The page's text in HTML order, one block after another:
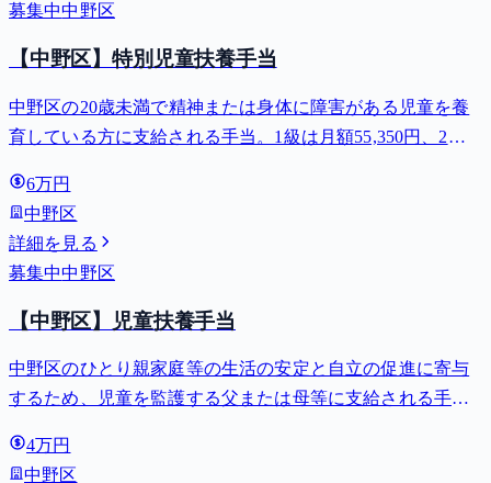
募集中中野区
【中野区】特別児童扶養手当
中野区の20歳未満で精神または身体に障害がある児童を養
育している方に支給される手当。1級は月額55,350円、2級
6万円
中野区
詳細を見る
募集中中野区
【中野区】児童扶養手当
中野区のひとり親家庭等の生活の安定と自立の促進に寄与
するため、児童を監護する父または母等に支給される手
4万円
中野区